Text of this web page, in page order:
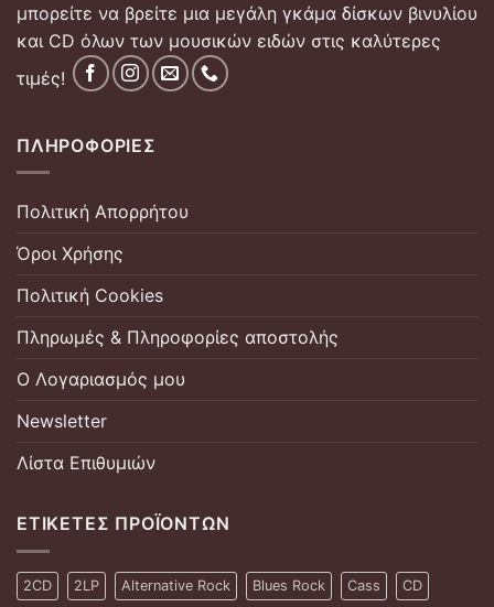
μπορείτε να βρείτε μια μεγάλη γκάμα δίσκων βινυλίου
και CD όλων των μουσικών ειδών στις καλύτερες
τιμές!
ΠΛΗΡΟΦΟΡΊΕΣ
Πολιτική Απορρήτου
Όροι Χρήσης
Πολιτική Cookies
Πληρωμές & Πληροφορίες αποστολής
Ο Λογαριασμός μου
Newsletter
Λίστα Επιθυμιών
ΕΤΙΚΈΤΕΣ ΠΡΟΪΌΝΤΩΝ
2CD 2LP Alternative Rock Blues Rock Cass CD